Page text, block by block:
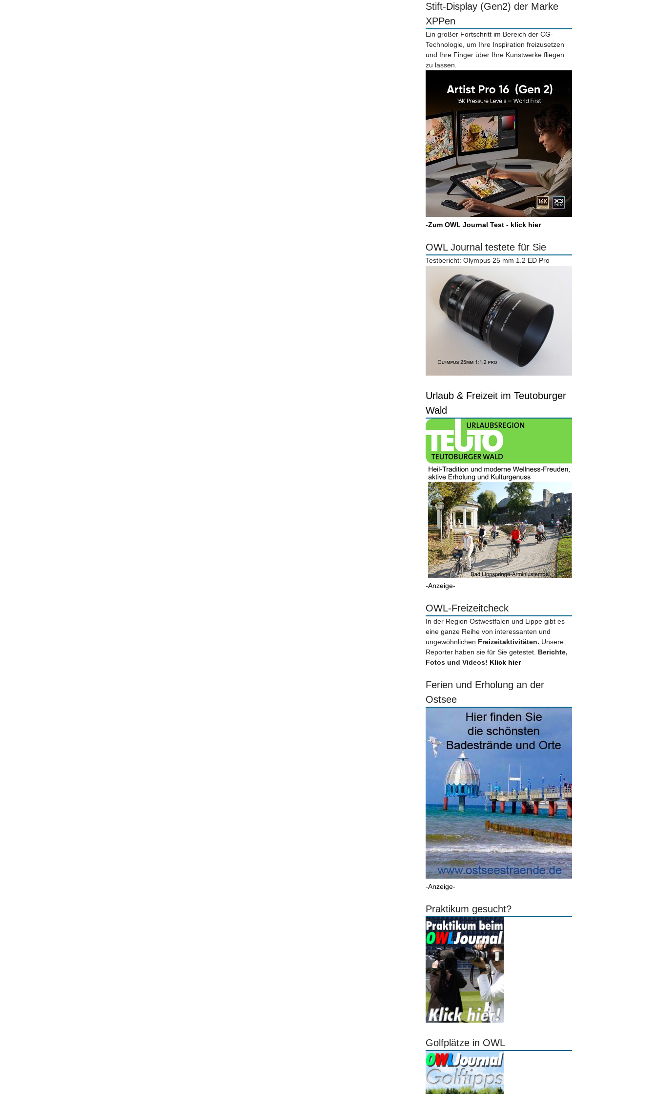
Stift-Display (Gen2) der Marke
XPPen
Ein großer Fortschritt im Bereich der CG-
Technologie, um Ihre Inspiration freizusetzen
und Ihre Finger über Ihre Kunstwerke fliegen
zu lassen.
-Zum OWL Journal Test - klick hier
OWL Journal testete für Sie
Testbericht: Olympus 25 mm 1.2 ED Pro
Urlaub & Freizeit im Teutoburger
Wald
-Anzeige-
OWL-Freizeitcheck
In der Region Ostwestfalen und Lippe gibt es
eine ganze Reihe von interessanten und
ungewöhnlichen Freizeitaktivitäten. Unsere
Reporter haben sie für Sie getestet. Berichte,
Fotos und Videos! Klick hier
Ferien und Erholung an der
Ostsee
-Anzeige-
Praktikum gesucht?
Golfplätze in OWL